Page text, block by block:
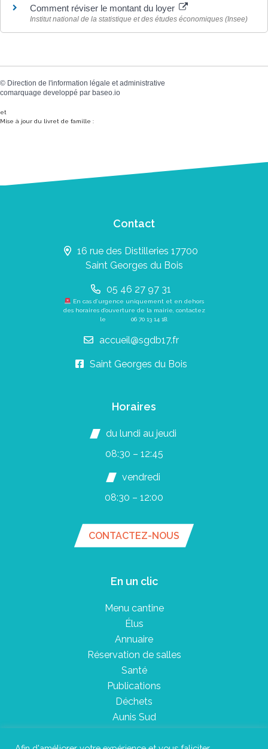
Comment réviser le montant du loyer
Institut national de la statistique et des études économiques (Insee)
© Direction de l'information légale et administrative
comarquage developpé par baseo.io
et
Mise à jour du livret de famille :
Contact
16 rue des Distilleries 17700
Saint Georges du Bois
05 46 27 97 31
En cas d’urgence uniquement et en dehors
des horaires d’ouverture de la mairie, contactez
le 06 70 13 14 18.
accueil@sgdb17.fr
Saint Georges du Bois
Horaires
du lundi au jeudi
08:30 – 12:45
vendredi
08:30 – 12:00
CONTACTEZ-NOUS
En un clic
Menu cantine
Élus
Annuaire
Réservation de salles
Santé
Publications
Déchets
Aunis Sud